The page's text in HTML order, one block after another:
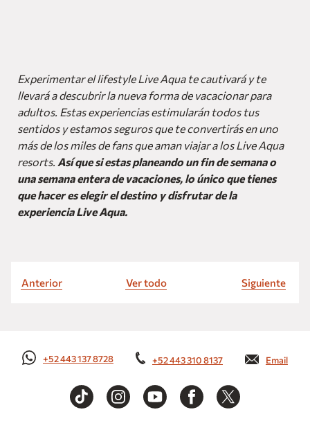
Experimentar el lifestyle Live Aqua te cautivará y te
llevará a descubrir la nueva forma de vacacionar para
adultos. Estas experiencias estimularán todos tus
sentidos y estamos seguros que te convertirás en uno
más de los miles de fans que aman viajar a los Live Aqua
resorts. Así que si estas planeando un fin de semana o
una semana entera de vacaciones, lo único que tienes
que hacer es elegir el destino y disfrutar de la
experiencia Live Aqua.
Anterior Ver todo Siguiente
+52 443 137 8728 +52 443 310 8137 Email